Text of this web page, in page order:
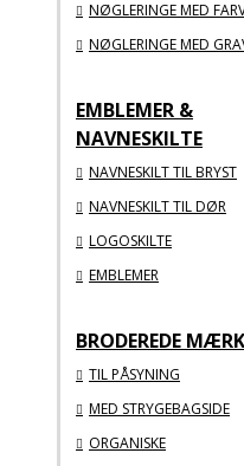
NØGLERINGE MED
NØGLERINGE MED
EMBLEMER &
NAVNESKILTE
NAVNESKILT TIL BRYST
NAVNESKILT TIL DØR
LOGOSKILTE
EMBLEMER
BRODEREDE
TIL PÅSYNING
MED STRYGEBAGSIDE
ORGANISKE